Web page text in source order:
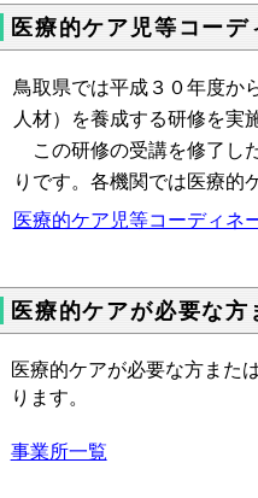
医療的ケア児等コー
鳥取県では平成３０年度か
人材）を養成する研修を実
この研修の受講を修了し
りです。各機関では医療的
医療的ケア児等コーディネ
医療的ケアが必要な
医療的ケアが必要な方また
ります。
事業所一覧